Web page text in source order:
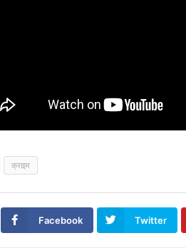
क्राइम
Facebook Twitter